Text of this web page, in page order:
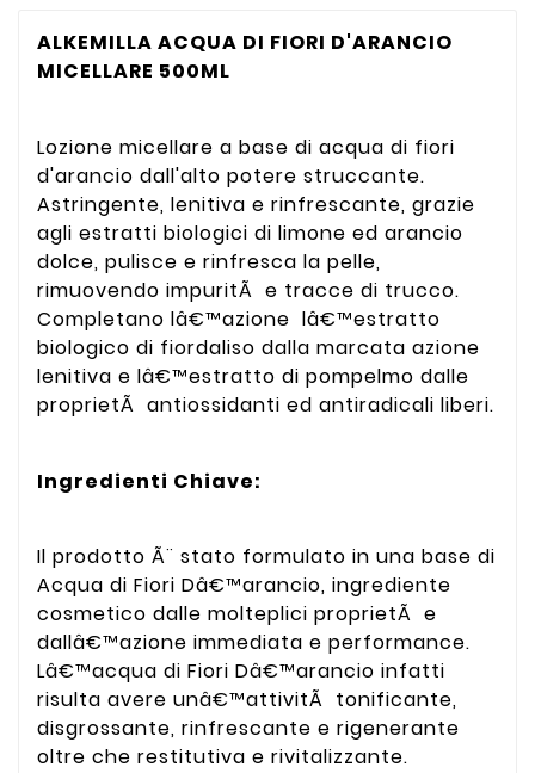
ALKEMILLA ACQUA DI FIORI D'ARANCIO
MICELLARE 500ML
Lozione micellare a base di acqua di fiori
d'arancio dall'alto potere struccante.
Astringente, lenitiva e rinfrescante, grazie
agli estratti biologici di limone ed arancio
dolce, pulisce e rinfresca la pelle,
rimuovendo impuritÃ e tracce di trucco.
Completano lâ€™azione lâ€™estratto
biologico di fiordaliso dalla marcata azione
lenitiva e lâ€™estratto di pompelmo dalle
proprietÃ antiossidanti ed antiradicali liberi.
Ingredienti Chiave:
Il prodotto Ã¨ stato formulato in una base di
Acqua di Fiori Dâ€™arancio, ingrediente
cosmetico dalle molteplici proprietÃ e
dallâ€™azione immediata e performance.
Lâ€™acqua di Fiori Dâ€™arancio infatti
risulta avere unâ€™attivitÃ tonificante,
disgrossante, rinfrescante e rigenerante
oltre che restitutiva e rivitalizzante.